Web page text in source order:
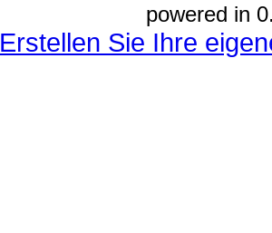
powered in
Erstellen Sie Ihre